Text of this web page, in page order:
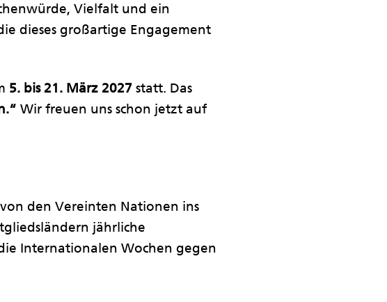
Vielfalt und ein
dieses großartige Engagement
5. bis 21. März 2027 statt. Das
Wir freuen uns schon jetzt auf
den Vereinten Nationen ins
jährliche
Internationalen Wochen gegen